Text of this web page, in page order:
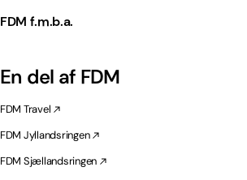
FDM f.m.b.a.
En del af FDM
FDM Travel
FDM Jyllandsringen
FDM Sjællandsringen